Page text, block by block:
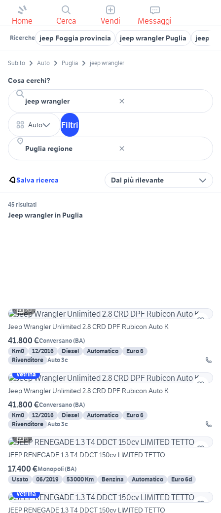
Home Cerca Vendi Messaggi
Ricerche jeep Foggia provincia jeep wrangler Puglia jeep
Subito Auto Puglia jeep wrangler
Cosa cerchi?
Auto Filtri
Salva ricerca Dal più rilevante
45 risultati
Jeep wrangler in Puglia
20
Jeep Wrangler Unlimited 2.8 CRD DPF Rubicon Auto K
41.800 €Conversano(BA)
Km0
12/2016 Diesel Automatico
Euro 6
Rivenditore Auto 3c
Vetrina
Jeep Wrangler Unlimited 2.8 CRD DPF Rubicon Auto K
41.800 €Conversano(BA)
Km0
12/2016 Diesel Automatico
Euro 6
Rivenditore Auto 3c
6
JEEP RENEGADE 1.3 T4 DDCT 150cv LIMITED TETTO
17.400 €Monopoli(BA)
Usato
06/2019 53000 Km Benzina Automatico
Euro 6d
Vetrina
JEEP RENEGADE 1.3 T4 DDCT 150cv LIMITED TETTO